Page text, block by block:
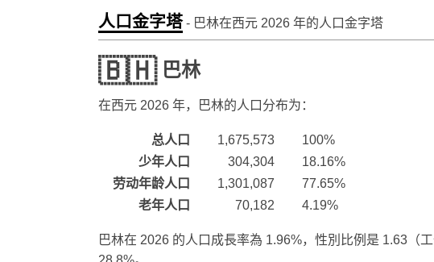
人口金字塔- 巴林在西元 2026 年的人口金字塔
🇧🇭巴林
在西元 2026 年，巴林的人口分布为：
总人口 1,675,573
100%
少年人口
304,304
18.16%
劳动年龄人口
1,301,087
77.65%
老年人口
70,182 4.19%
巴林在 2026 的人口成長率為 1.96%，性別比例是 1.63（